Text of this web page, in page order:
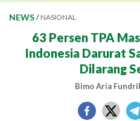
NEWS / NASIONAL
63 Persen TPA
Indonesia Darurat
Dilarang
Bimo Aria